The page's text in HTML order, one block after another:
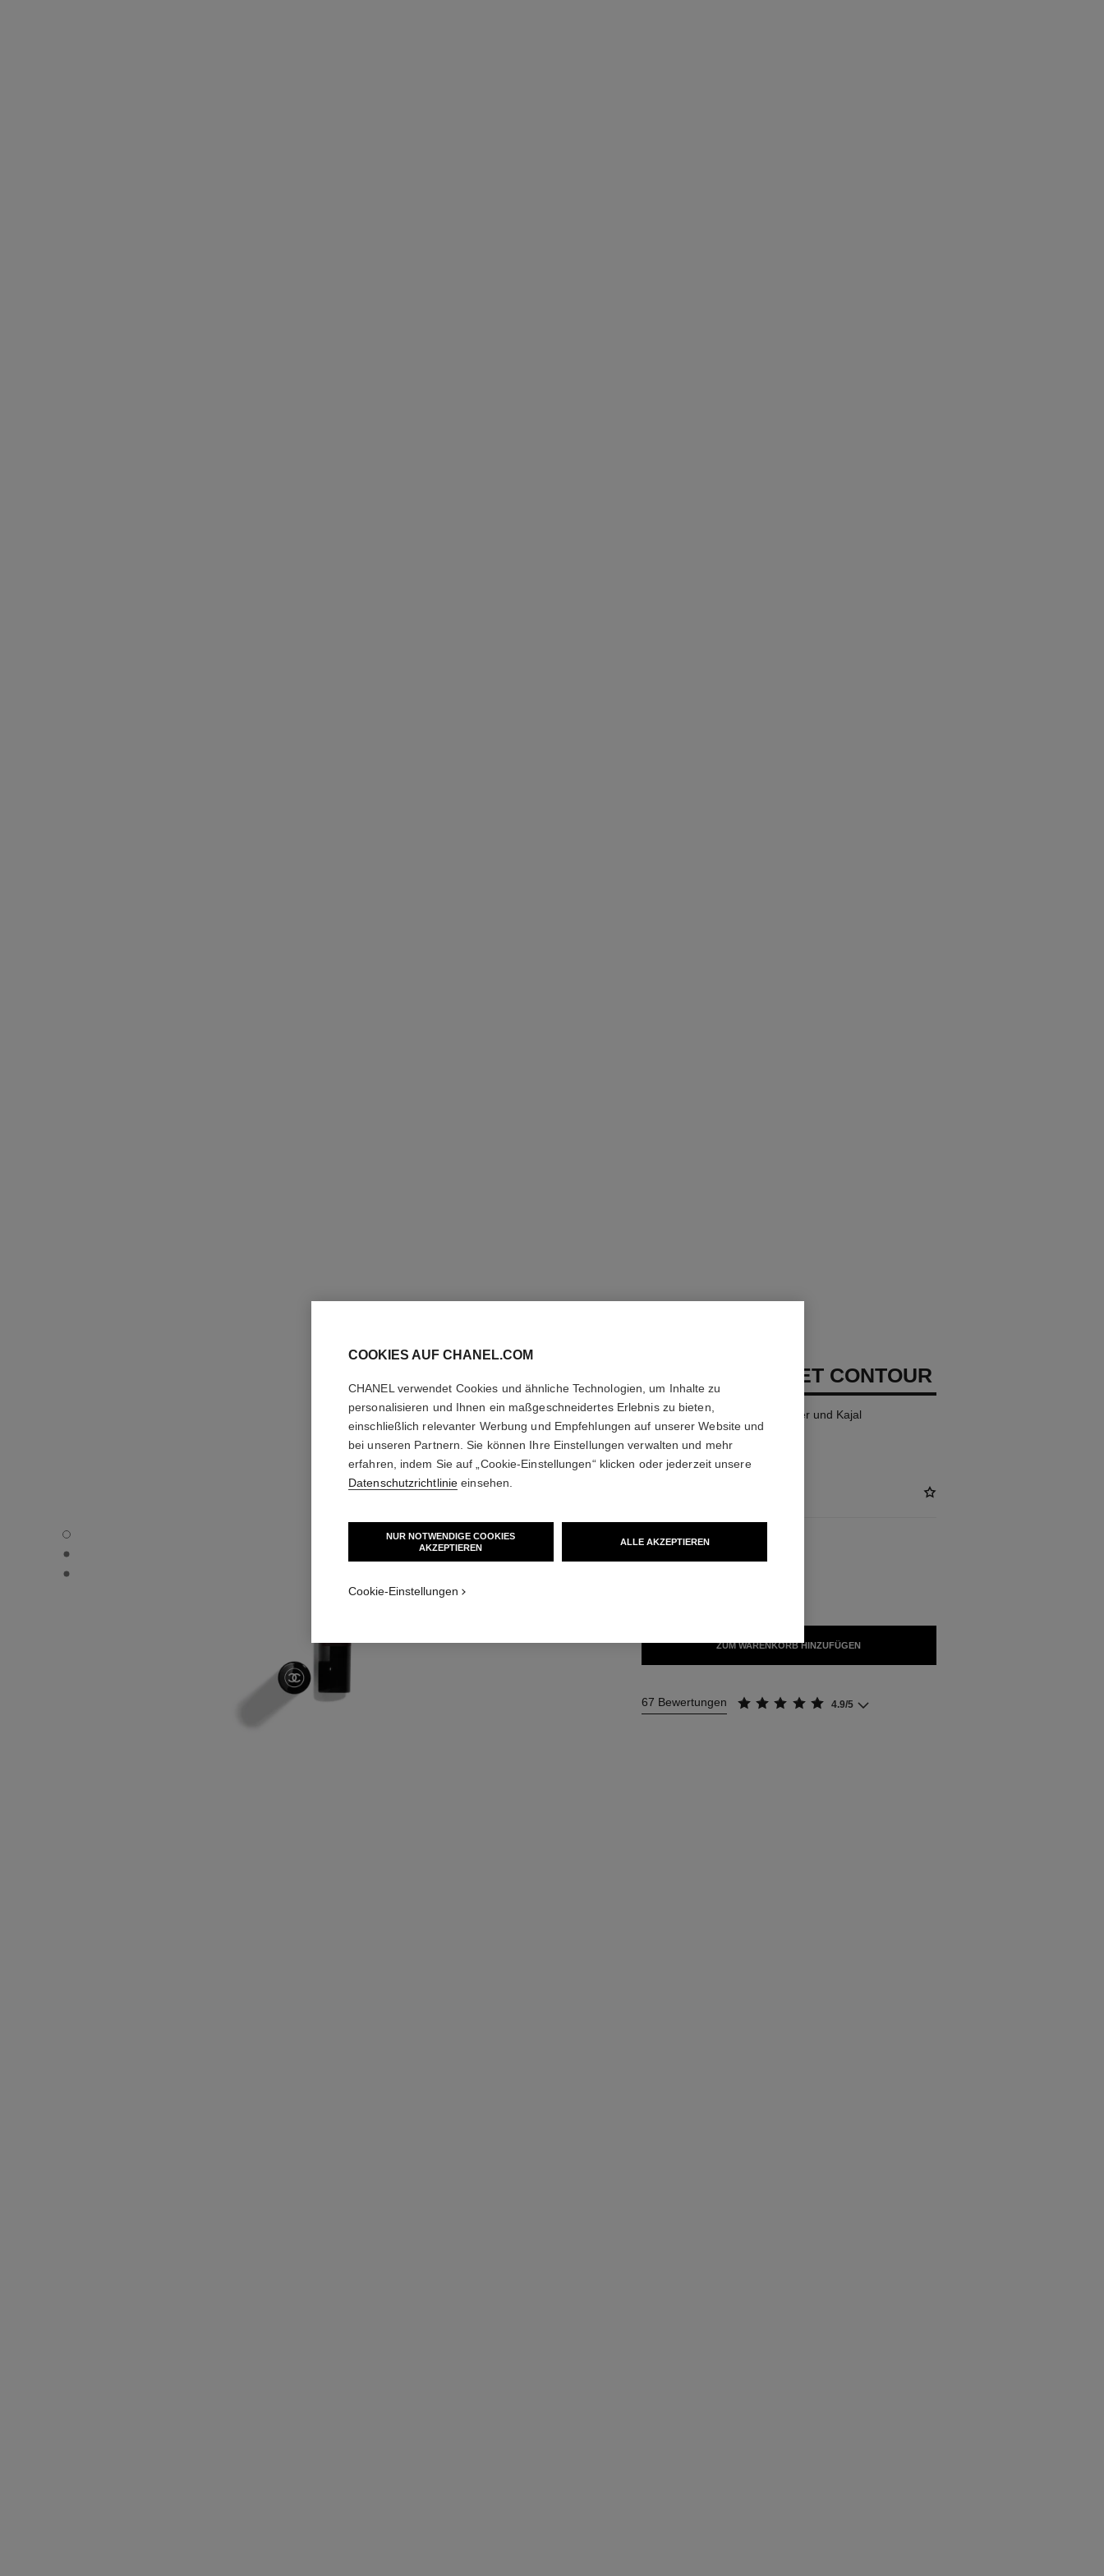
STYLO OMBRE ET CONTOUR - Standardansicht
STYLO OMBRE ET CONTOUR - Alternative Ansicht 1
STYLO OMBRE ET CONTOUR - Ansicht der grundlegenden Textur
STYLO OMBRE ET CONTOUR
3-in-1 Stift: Lidschatten, Eyeliner und Kajal
Weitere Details
Ref. 182208
8 NUANCEN VERFÜGBAR
ZUM WARENKORB HINZUFÜGEN
67 Bewertungen 4.9/5
COOKIES AUF CHANEL.COM
CHANEL verwendet Cookies und ähnliche Technologien, um Inhalte zu
personalisieren und Ihnen ein maßgeschneidertes Erlebnis zu bieten,
einschließlich relevanter Werbung und Empfehlungen auf unserer Website und
bei unseren Partnern. Sie können Ihre Einstellungen verwalten und mehr
erfahren, indem Sie auf „Cookie-Einstellungen“ klicken oder jederzeit unsere
Datenschutzrichtlinie einsehen.
NUR NOTWENDIGE COOKIES
AKZEPTIEREN
ALLE AKZEPTIEREN
Cookie-Einstellungen